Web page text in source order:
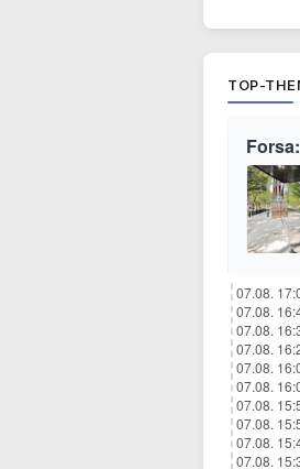
TOP-
07.08.
07.08.
07.08.
07.08.
07.08.
07.08.
07.08.
07.08.
07.08.
07.08.